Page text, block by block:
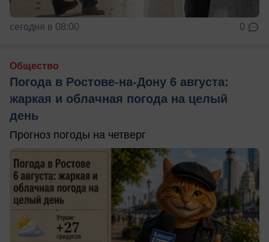
сегодня в 08:00 0
Общество
Погода в Ростове-на-Дону 6 августа:
жаркая и облачная погода на целый
день
Прогноз погоды на четверг